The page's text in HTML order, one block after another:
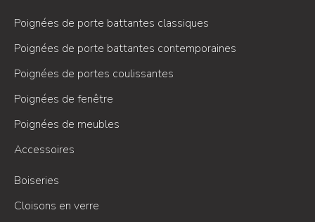
Poignées de porte battantes classiques
Poignées de porte battantes contemporaines
Poignées de portes coulissantes
Poignées de fenêtre
Poignées de meubles
Accessoires
Boiseries
Cloisons en verre